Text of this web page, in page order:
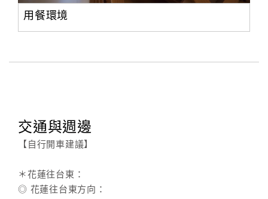
用餐環境
交通與週邊
【自行開車建議】
＊花蓮往台東：
◎ 花蓮往台東方向：